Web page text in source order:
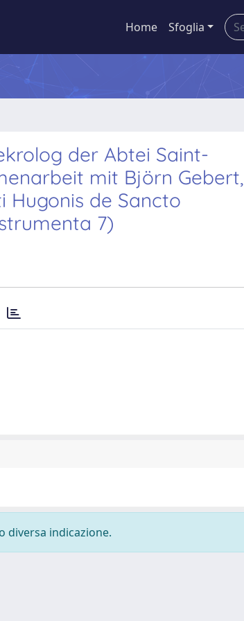
Home Sfoglia
der Abtei Saint-
mit Björn Gebert,
Hugonis de Sancto
7)
diversa indicazione.